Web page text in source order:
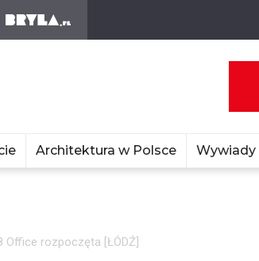
Architektura w Polsce Wywiady
Office rozpoczęta [ŁÓDŹ]